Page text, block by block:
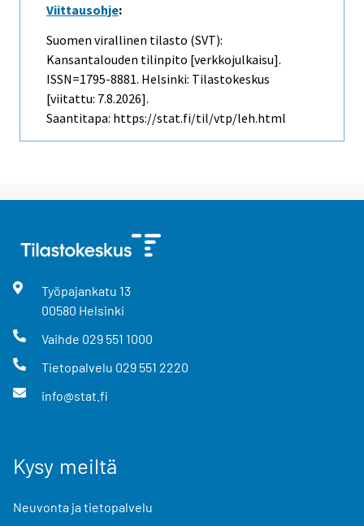
Viittausohje:
Suomen virallinen tilasto (SVT):
Kansantalouden tilinpito [verkkojulkaisu].
ISSN=1795-8881. Helsinki: Tilastokeskus
[viitattu: 7.8.2026].
Saantitapa: https://stat.fi/til/vtp/leh.html
Työpajankatu 13
00580 Helsinki
Vaihde 029 551 1000
Tietopalvelu 029 551 2220
info@stat.fi
Kysy meiltä
Neuvonta ja tietopalvelu